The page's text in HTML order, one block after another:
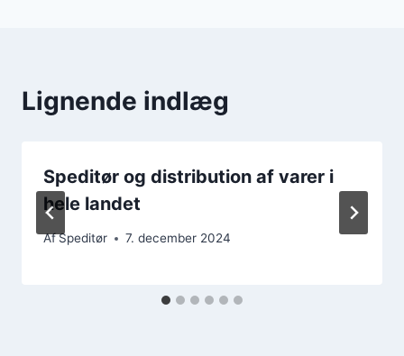
Lignende indlæg
Speditør og distribution af varer i
hele landet
AfSpeditør 7. december 2024